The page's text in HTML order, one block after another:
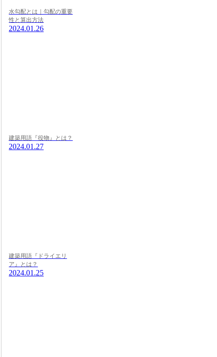
水勾配とは｜勾配の重要
性と算出方法
2024.01.26
建築用語『役物』とは？
2024.01.27
建築用語『ドライエリ
ア』とは？
2024.01.25